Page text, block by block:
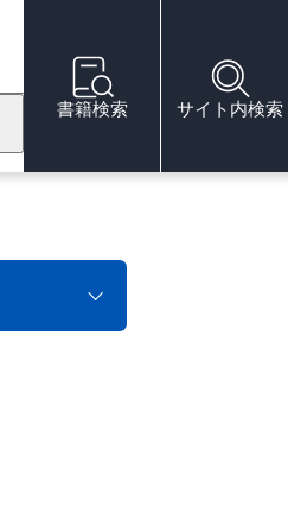
書籍検索 サイト内検索